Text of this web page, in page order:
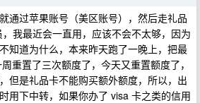
通过苹果账号（美区账号），然后走礼品
我最近会一直用，应该不会不太够，因为
知道为什么，本来昨天跑了一晚上，把最
重置了三次额度了，今天又重置额度了，
但是礼品卡不能购买额外额度，所以，出
用下中转，如果你办了 visa 卡之类的信用